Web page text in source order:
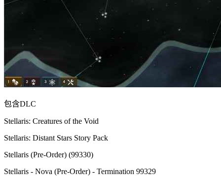
包含DLC
Stellaris: Creatures of the Void
Stellaris: Distant Stars Story Pack
Stellaris (Pre-Order) (99330)
Stellaris - Nova (Pre-Order) - Termination 99329